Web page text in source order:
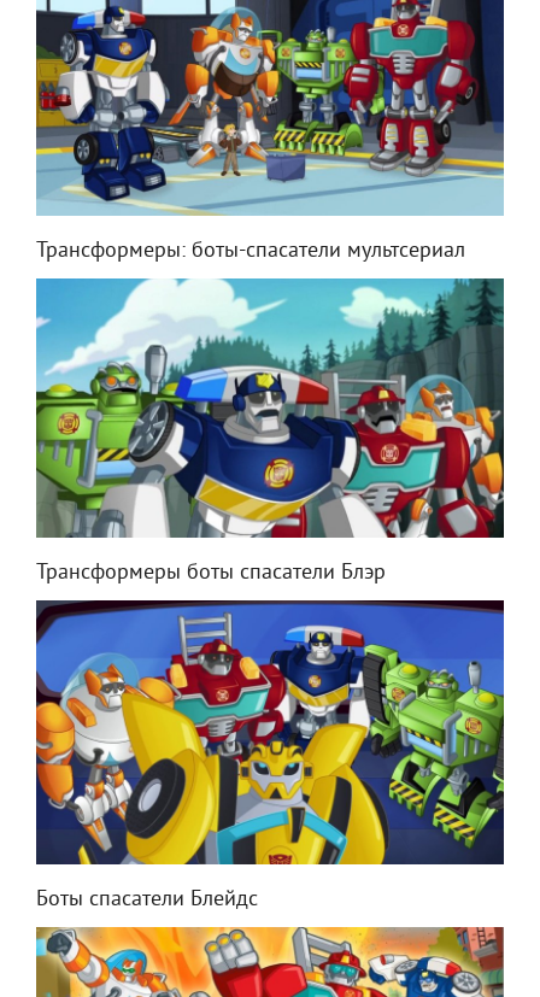
Трансформеры: боты-спасатели мультсериал
Трансформеры боты спасатели Блэр
Боты спасатели Блейдс